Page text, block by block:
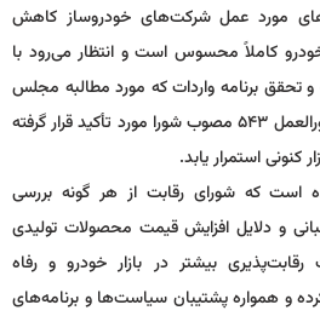
مورد عمل شرکت‌های خودروساز کاهش
کاملاً محسوس است و انتظار می‌رود با
و تحقق برنامه واردات که مورد مطالبه مجلس
و دولت بوده و در چارچوب دستورالعمل ۵۴۳ مصوب شورا مورد تأکید قرار گرفته
استمرار یابد.
است که شورای رقابت از هر گونه بررسی
و دلایل افزایش قیمت محصولات تولیدی
بیشتر در بازار خودرو و رفاه
و همواره پشتیبان سیاست‌ها و برنامه‌های